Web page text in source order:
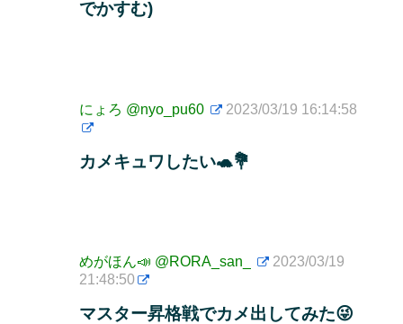
でかすむ)
にょろ @nyo_pu60 2023/03/19 16:14:58
カメキュワしたい🐢💐
めがほん📣 @RORA_san_
2023/03/19
21:48:50
マスター昇格戦でカメ出してみた😜